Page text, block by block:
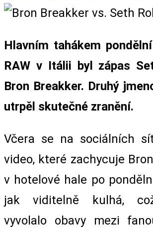
Hlavním tahákem
RAW v Itálii byl zápas
Bron Breakker. Druhý
utrpěl skutečné zranění.
Včera se na sociálních
video, které zachycuje
v hotelové hale po
jak viditelně kulhá,
vyvolalo obavy mezi